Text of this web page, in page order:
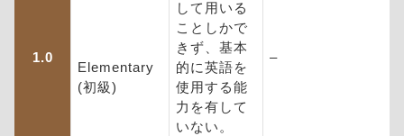
1.0
Elementary
(初級)
して用いる
ことしかで
きず、基本
的に英語を
使用する能
力を有して
いない。
–